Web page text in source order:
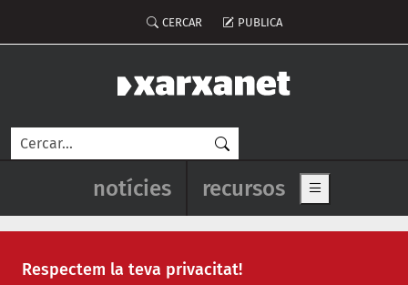
Respectem la teva privacitat!
Menú del compte d'usuari
CERCAR PUBLICA
Cerca
Navegació principal de
notícies recursos Show main